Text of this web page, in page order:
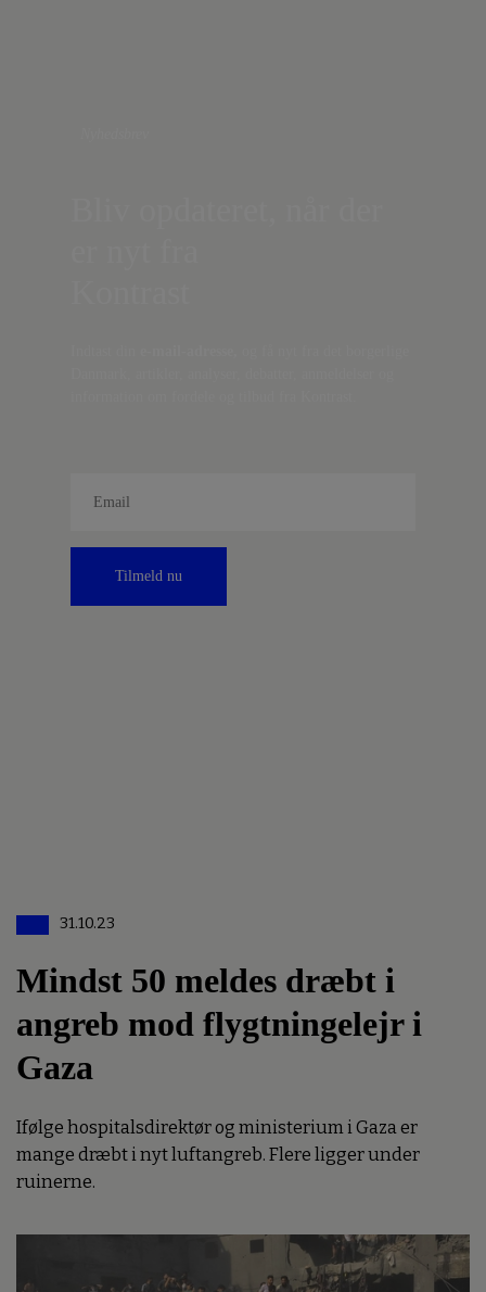
Tilmeld nu
31.10.23
Mindst 50 meldes dræbt i
angreb mod flygtningelejr i
Gaza
Ifølge hospitalsdirektør og ministerium i Gaza er
mange dræbt i nyt luftangreb. Flere ligger under
ruinerne.